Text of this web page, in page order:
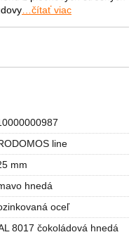
…čítať viac
line
mm
hnedá
oceľ
8017 čokoládová hnedá